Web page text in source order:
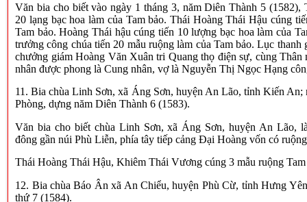
Văn bia cho biết vào ngày 1 tháng 3, năm Diên Thành 5 (1582),
20 lạng bạc hoa làm của Tam bảo. Thái Hoàng Thái Hậu cúng
Tam bảo. Hoàng Thái hậu cúng tiến 10 lượng bạc hoa làm của
trưởng công chúa tiến 20 mẫu ruộng làm của Tam bảo. Lục
chưởng giám Hoàng Văn Xuân tri Quang thọ điện sự, cùng
nhân được phong là Cung nhân, vợ là Nguyễn Thị Ngọc Hạng
11. Bia chùa Linh Sơn, xã Áng Sơn, huyện An Lão, tỉnh Kiến An;
Phòng, dựng năm Diên Thành 6 (1583).
Văn bia cho biết chùa Linh Sơn, xã Áng Sơn, huyện An Lão,
đông gần núi Phù Liễn, phía tây tiếp cảng Đại Hoàng vốn có
Thái Hoàng Thái Hậu, Khiêm Thái Vương cúng 3 mẫu ruộng
12. Bia chùa Báo Ân xã An Chiểu, huyện Phù Cừ, tỉnh Hưng
thứ 7 (1584).